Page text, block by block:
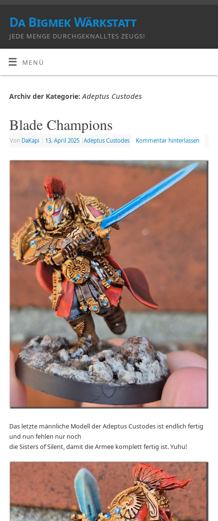
Da Bigmek Wärkstatt
JEDE MENGE DURCHGEKNALLTES ZEUGS!
MENÜ
Archiv der Kategorie:Adeptus Custodes
Blade Champions
Von DaKapi 13. April 2025 Adeptus Custodes Kommentar hinterlassen
Das letzte männliche Modell der Adeptus Custodes ist endlich fertig
und nun fehlen nur noch
die Sisters of Silent, damit die Armee komplett fertig ist. Yuhu!